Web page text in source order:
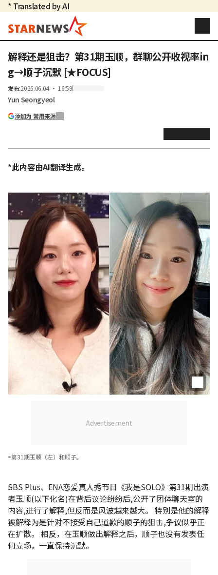
* Translated by AI
解释还是狙击？第31期玉顺，群聊公开收视率in
g→顺子沉默 [★FOCUS]
发布:2026.06.04 ・ 16:59
Yun Seongyeol
添加为 常用来源
*此内容由AI翻译生成。
=第31期玉顺（左）和顺子。
SBS Plus、ENA恋爱真人秀节目《我是SOLO》第31期出演
者玉顺(以下化名)在背后议论纷纷后,公开了团体聊天室的
内容,进行了解释,但反而是风波越来越大。 特别是他的解释
被解释为是针对不接受自己道歉的顺子的狙击,争议似乎正
在扩散。 相反，在玉顺做出解释之后，顺子也没有发表任
何立场，一直保持沉默。